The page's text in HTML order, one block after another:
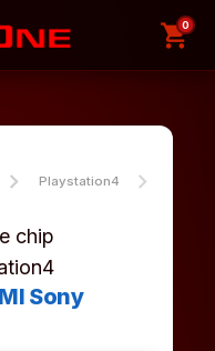
shopping_cart
0
Playstation4
Sony